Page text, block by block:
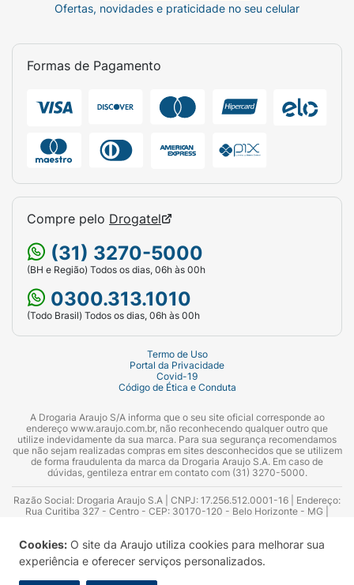
Cookies: O site da Araujo utiliza cookies para melhorar sua
experiência e oferecer serviços personalizados.
Ofertas, novidades e praticidade no seu celular
Formas de Pagamento
Compre pelo Drogatel
(31) 3270-5000
(BH e Região) Todos os dias, 06h às 00h
0300.313.1010
(Todo Brasil) Todos os dias, 06h às 00h
Termo de Uso
Portal da Privacidade
Covid-19
Código de Ética e Conduta
A Drogaria Araujo S/A informa que o seu site oficial corresponde ao
endereço www.araujo.com.br, não reconhecendo qualquer outro que
utilize indevidamente da sua marca. Para sua segurança recomendamos
que não sejam realizadas compras em sites desconhecidos que se utilizem
de forma fraudulenta da marca da Drogaria Araujo S.A. Em caso de
dúvidas, gentileza entrar em contato com (31) 3270-5000.
Razão Social: Drogaria Araujo S.A | CNPJ: 17.256.512.0001-16 | Endereço:
Rua Curitiba 327 - Centro - CEP: 30170-120 - Belo Horizonte - MG |
Azevedo Guimarães – CRF 10.965 | Yasmin Silva Alvarenga – CRF 52.584 -
Consultor substituto: Thiago Aguiar Pinheiro - CRF Nº 13.748. Alvará
Sanitário: 2025020713 | Autorização de Funcionamento da Empresa (AFE):